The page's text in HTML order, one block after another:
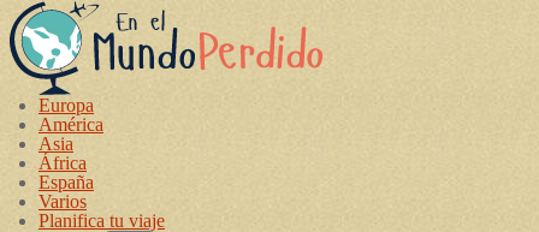
Europa
América
Asia
África
España
Varios
Planifica tu viaje